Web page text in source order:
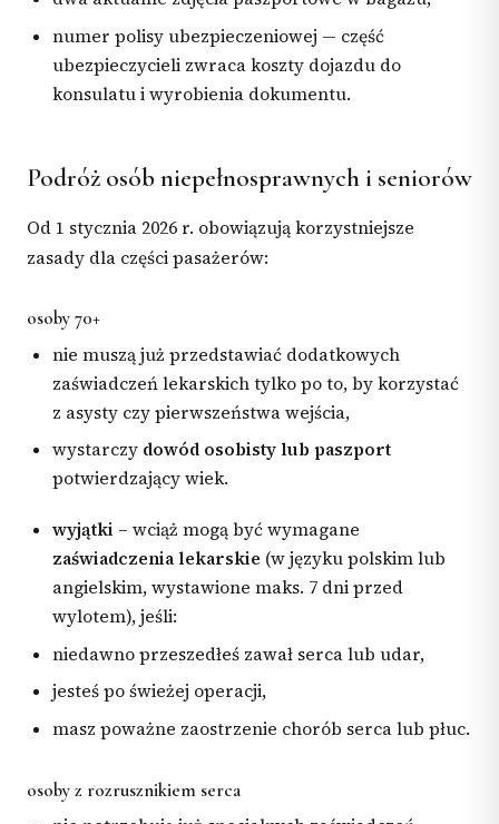
numer polisy ubezpieczeniowej — część
ubezpieczycieli zwraca koszty dojazdu do
konsulatu i wyrobienia dokumentu.
Podróż osób niepełnosprawnych i seniorów
Od 1 stycznia 2026 r. obowiązują korzystniejsze
zasady dla części pasażerów:
osoby 70+
nie muszą już przedstawiać dodatkowych
zaświadczeń lekarskich tylko po to, by korzystać
z asysty czy pierwszeństwa wejścia,
wystarczy dowód osobisty lub paszport
potwierdzający wiek.
wyjątki – wciąż mogą być wymagane
zaświadczenia lekarskie (w języku polskim lub
angielskim, wystawione maks. 7 dni przed
wylotem), jeśli:
niedawno przeszedłeś zawał serca lub udar,
jesteś po świeżej operacji,
masz poważne zaostrzenie chorób serca lub płuc.
osoby z rozrusznikiem serca